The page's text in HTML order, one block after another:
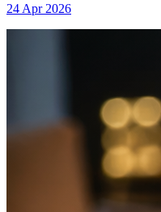
24 Apr 2026